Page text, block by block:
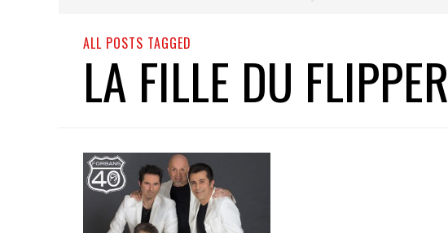
ALL POSTS TAGGED
LA FILLE DU FLIPPER